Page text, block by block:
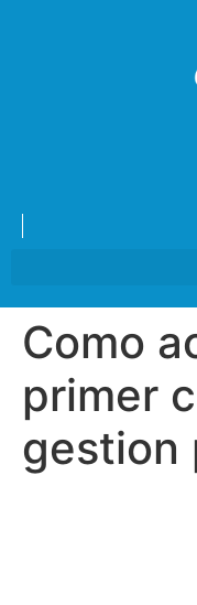
Como
primer
gestion